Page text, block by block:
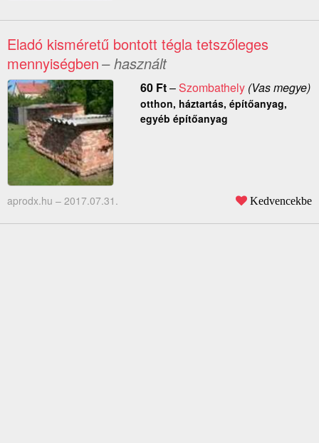
Eladó kisméretű bontott tégla tetszőleges
mennyiségben– használt
60 Ft–Szombathely(Vas megye)
otthon, háztartás, építőanyag,
egyéb építőanyag
aprodx.hu – 2017.07.31. Kedvencekbe